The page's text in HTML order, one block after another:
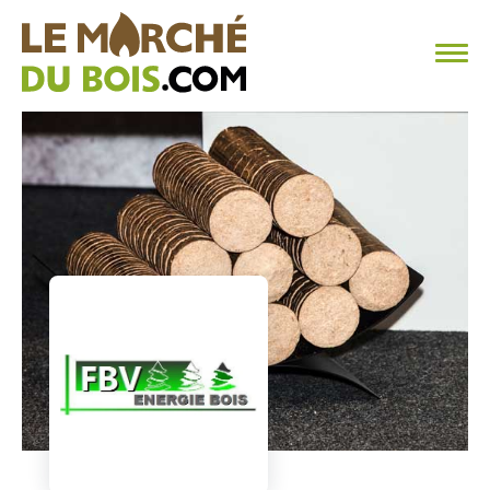
CHAUFFAGE AU BOIS
FAQ
CALCULER SA CONSOMMATION
BLOG
ESPACE PRO